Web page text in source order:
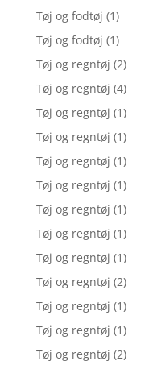
Tøj og fodtøj (1)
Tøj og fodtøj (1)
Tøj og regntøj (2)
Tøj og regntøj (4)
Tøj og regntøj (1)
Tøj og regntøj (1)
Tøj og regntøj (1)
Tøj og regntøj (1)
Tøj og regntøj (1)
Tøj og regntøj (1)
Tøj og regntøj (1)
Tøj og regntøj (2)
Tøj og regntøj (1)
Tøj og regntøj (1)
Tøj og regntøj (2)